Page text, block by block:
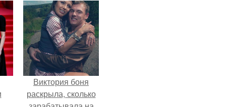
Виктория боня
раскрыла, сколько